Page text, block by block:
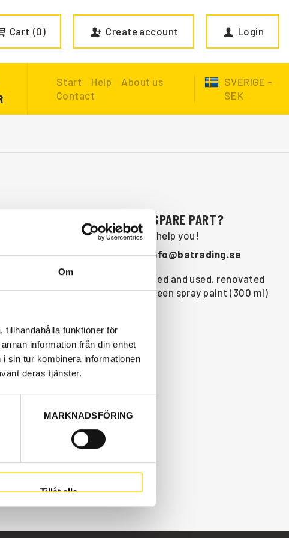
Om
tillhandahålla funktioner för
information från din enhet
sin tur kombinera informationen
deras tjänster.
MARKNADSFÖRING
Tillåt alla
Cart 0 Create account Login
Start Help
About us
Contact
SVERIGE -
SEK
ARE YOU MISSING A SPARE PART?
Contact us and we will help you!
+46 (0) 152-32500
info@batrading.se
are available as new, refurbished and used, renovated
and these Volvo parts like green spray paint (300 ml)